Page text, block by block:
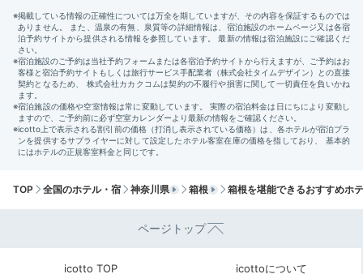
した◎
+6
Return trip
11:00
心洗われた1泊2日
TOP 全国のホテル・宿 神奈川県 箱根 箱根を堪能できるおすすめホ
ページトップ
icotto TOP icottoについて